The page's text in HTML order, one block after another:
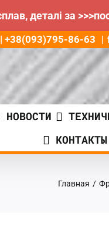
деталі за
+38(093)795-86-63 |
НОВОСТИ
КОНТАКТЫ
Главная /